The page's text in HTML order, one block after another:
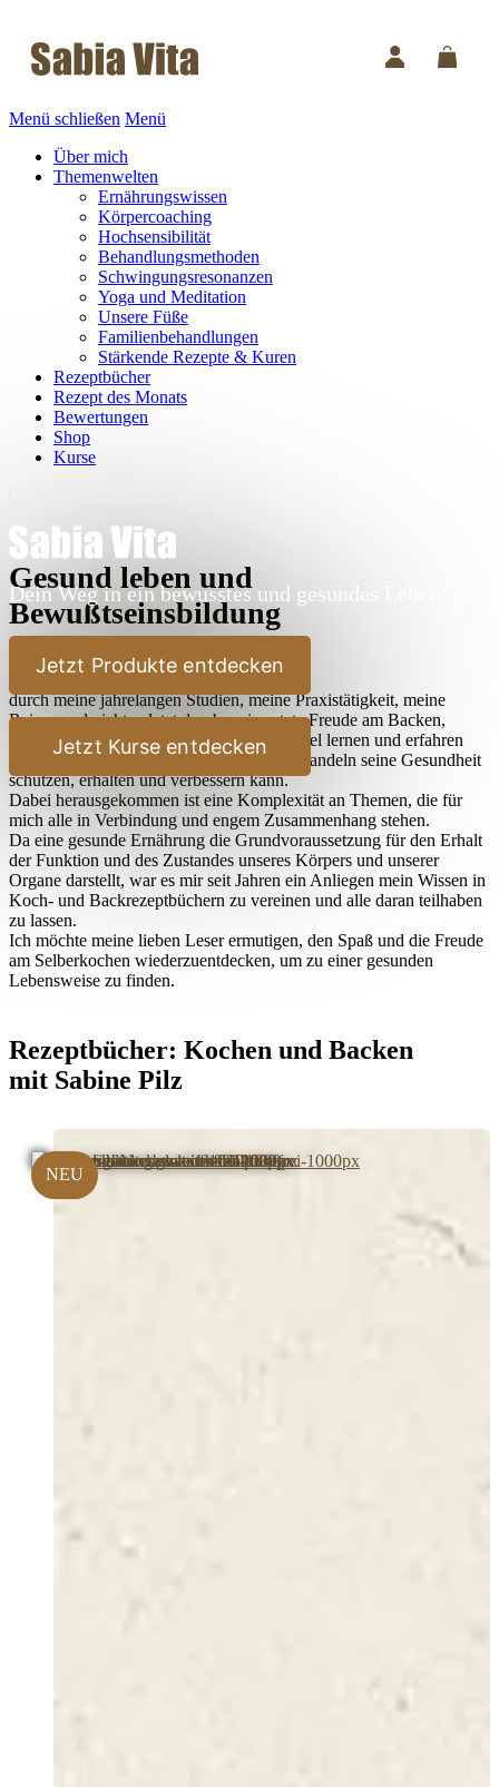
Menü schließen Menü
Über mich
Themenwelten
Ernährungswissen
Körpercoaching
Hochsensibilität
Behandlungsmethoden
Schwingungsresonanzen
Yoga und Meditation
Unsere Füße
Familienbehandlungen
Stärkende Rezepte & Kuren
Rezeptbücher
Rezept des Monats
Bewertungen
Shop
Kurse
Dein Weg in ein bewusstes und gesundes Leben
Jetzt Produkte entdecken
Jetzt Kurse entdecken
Gesund leben und
Bewußtseinsbildung
Lieber Leser,
durch meine jahrelangen Studien, meine Praxistätigkeit, meine
Reisen und nicht zuletzt durch meine stete Freude am Backen,
Kochen und Ausprobieren habe ich sehr viel lernen und erfahren
dürfen, wie der Mensch durch bewußtes Handeln seine Gesundheit
schützen, erhalten und verbessern kann.
Dabei herausgekommen ist eine Komplexität an Themen, die für
mich alle in Verbindung und engem Zusammenhang stehen.
Da eine gesunde Ernährung die Grundvoraussetzung für den Erhalt
der Funktion und des Zustandes unseres Körpers und unserer
Organe darstellt, war es mir seit Jahren ein Anliegen mein Wissen in
Koch- und Backrezeptbüchern zu vereinen und alle daran teilhaben
zu lassen.
Ich möchte meine lieben Leser ermutigen, den Spaß und die Freude
am Selberkochen wiederzuentdecken, um zu einer gesunden
Lebensweise zu finden.
Rezeptbücher: Kochen und Backen
mit Sabine Pilz
NEU